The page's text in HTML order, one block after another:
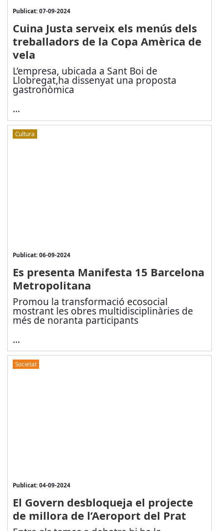
Publicat: 07-09-2024
Cuina Justa serveix els menús dels
treballadors de la Copa Amèrica de
vela
L’empresa, ubicada a Sant Boi de
Llobregat,ha dissenyat una proposta
gastronòmica
...
Cultura
Publicat: 06-09-2024
Es presenta Manifesta 15 Barcelona
Metropolitana
Promou la transformació ecosocial
mostrant les obres multidisciplinàries de
més de noranta participants
...
Societat
Publicat: 04-09-2024
El Govern desbloqueja el projecte
de millora de l’Aeroport del Prat